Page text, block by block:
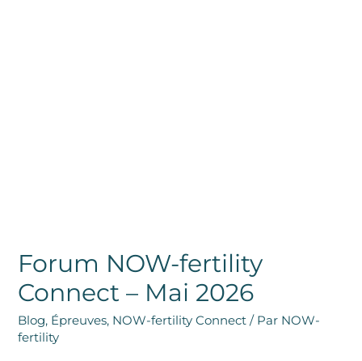
Forum NOW-fertility
Connect – Mai 2026
Blog, Épreuves, NOW-fertility Connect / Par NOW-
fertility